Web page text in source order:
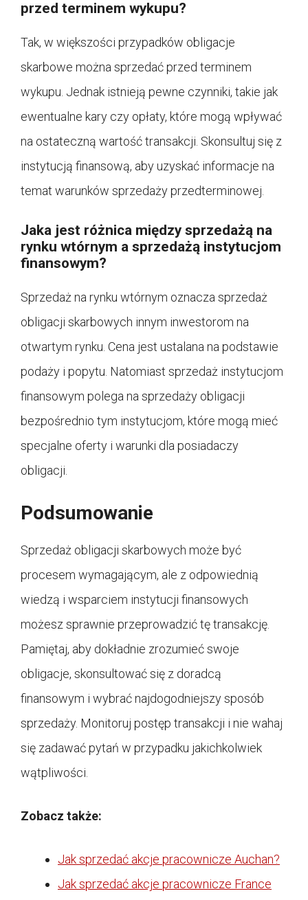
przed terminem wykupu?
Tak, w większości przypadków obligacje
skarbowe można sprzedać przed terminem
wykupu. Jednak istnieją pewne czynniki, takie jak
ewentualne kary czy opłaty, które mogą wpływać
na ostateczną wartość transakcji. Skonsultuj się z
instytucją finansową, aby uzyskać informacje na
temat warunków sprzedaży przedterminowej.
Jaka jest różnica między sprzedażą na
rynku wtórnym a sprzedażą instytucjom
finansowym?
Sprzedaż na rynku wtórnym oznacza sprzedaż
obligacji skarbowych innym inwestorom na
otwartym rynku. Cena jest ustalana na podstawie
podaży i popytu. Natomiast sprzedaż instytucjom
finansowym polega na sprzedaży obligacji
bezpośrednio tym instytucjom, które mogą mieć
specjalne oferty i warunki dla posiadaczy
obligacji.
Podsumowanie
Sprzedaż obligacji skarbowych może być
procesem wymagającym, ale z odpowiednią
wiedzą i wsparciem instytucji finansowych
możesz sprawnie przeprowadzić tę transakcję.
Pamiętaj, aby dokładnie zrozumieć swoje
obligacje, skonsultować się z doradcą
finansowym i wybrać najdogodniejszy sposób
sprzedaży. Monitoruj postęp transakcji i nie wahaj
się zadawać pytań w przypadku jakichkolwiek
wątpliwości.
Zobacz także:
Jak sprzedać akcje pracownicze Auchan?
Jak sprzedać akcje pracownicze France